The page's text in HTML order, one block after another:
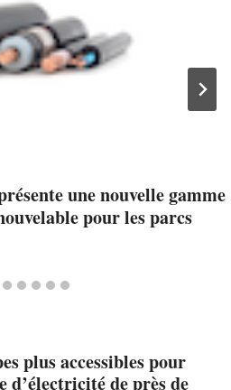
une nouvelle gamme
pour les parcs
plus accessibles pour
de près de